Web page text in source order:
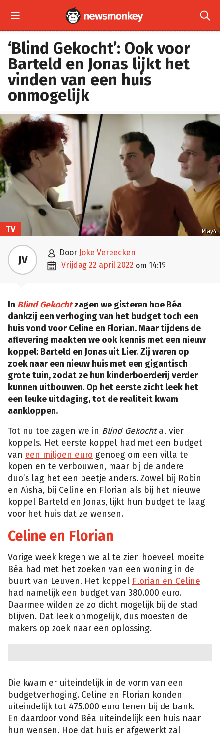
 
‘Blind Gekocht’: Ook voor
Barteld en Jonas lijkt het
vinden van een huis
onmogelijk
Play4
TV
JV  door Joke Vereecken
 vrijdag 22 april 2022 om 14:19
In Blind Gekochtzagen we gisteren hoe Béa
dankzij een verhoging van het budget toch een
huis vond voor Celine en Florian. Maar tijdens de
aflevering maakten we ook kennis met een nieuw
koppel: Barteld en Jonas uit Lier. Zij waren op
zoek naar een nieuw huis met een gigantisch
grote tuin, zodat ze hun kinderboerderij verder
kunnen uitbouwen. Op het eerste zicht leek het
een leuke uitdaging, tot de realiteit kwam
aankloppen.
Tot nu toe zagen we in Blind Gekochtal vier
koppels. Het eerste koppel had met een budget
van een miljoen euro genoeg om een villa te
kopen en te verbouwen, maar bij de andere
duo’s lag het een beetje anders. Zowel bij Robin
en Aïsha, bij Celine en Florian als bij het nieuwe
koppel Barteld en Jonas, lijkt hun budget te laag
voor het huis dat ze wensen.
Celine en Florian
Vorige week kregen we al te zien hoeveel moeite
Béa had met het zoeken van een woning in de
buurt van Leuven. Het koppel Florian en Celine
had namelijk een budget van 380.000 euro.
Daarmee wilden ze zo dicht mogelijk bij de stad
blijven. Dat leek onmogelijk, dus moesten de
makers op zoek naar een oplossing.
Die kwam er uiteindelijk in de vorm van een
budgetverhoging. Celine en Florian konden
uiteindelijk tot 475.000 euro lenen bij de bank.
En daardoor vond Béa uiteindelijk een huis naar
hun wensen. Hoe dat huis er afgewerkt zal